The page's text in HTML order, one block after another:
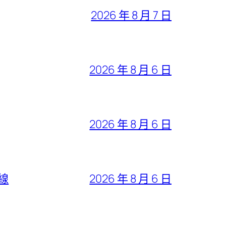
2026 年 8 月 7 日
2026 年 8 月 6 日
2026 年 8 月 6 日
2026 年 8 月 6 日